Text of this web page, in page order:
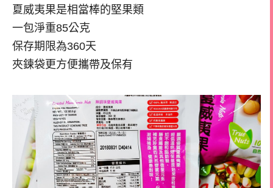
夏威夷果是相當棒的堅果類
一包淨重85公克
保存期限為360天
夾鍊袋更方便攜帶及保有